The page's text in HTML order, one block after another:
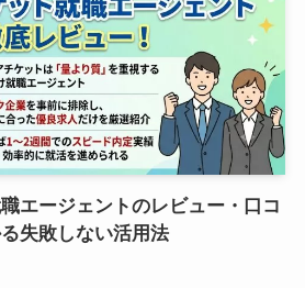
エージェントのレビュー・口コ
失敗しない活用法